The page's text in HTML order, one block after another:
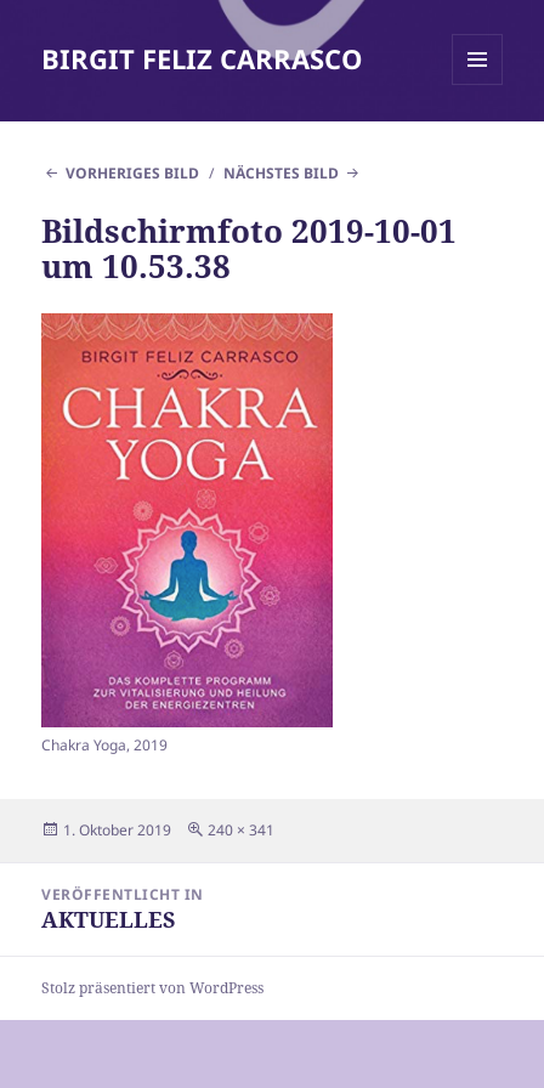
BIRGIT FELIZ CARRASCO
VORHERIGES BILD
NÄCHSTES BILD
Bildschirmfoto 2019-10-01
um 10.53.38
Chakra Yoga, 2019
Veröffentlicht
1. Oktober 2019 Originalgröße
240 × 341
VERÖFFENTLICHT IN
AKTUELLES
Stolz präsentiert von WordPress